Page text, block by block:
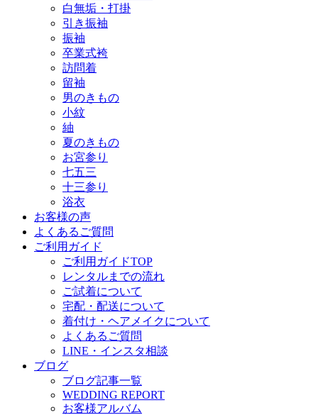
白無垢・打掛
引き振袖
振袖
卒業式袴
訪問着
留袖
男のきもの
小紋
紬
夏のきもの
お宮参り
七五三
十三参り
浴衣
お客様の声
よくあるご質問
ご利用ガイド
ご利用ガイドTOP
レンタルまでの流れ
ご試着について
宅配・配送について
着付け・ヘアメイクについて
よくあるご質問
LINE・インスタ相談
ブログ
ブログ記事一覧
WEDDING REPORT
お客様アルバム